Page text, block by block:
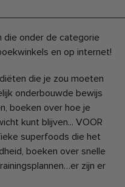
die onder de categorie
en op internet!
die je zou moeten
onderbouwde bewijs
boeken over hoe je
kunt blijven... VOOR
superfoods die het
boeken over snelle
zijn er